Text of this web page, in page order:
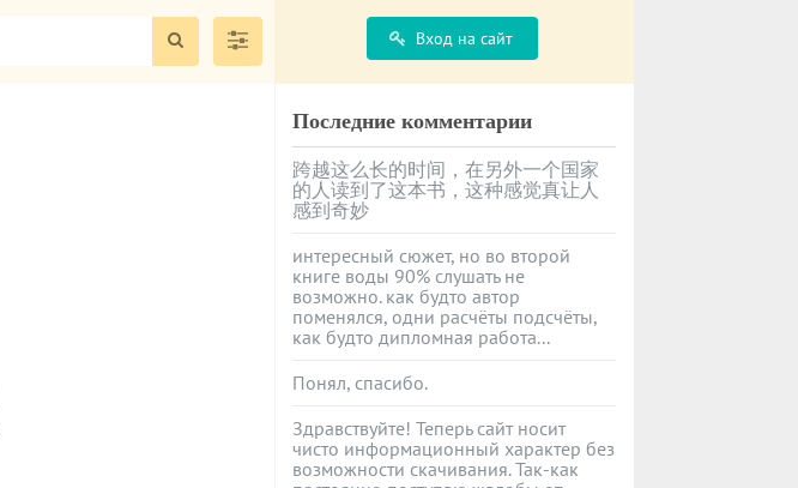
Вход на сайт
Последние комментарии
跨越这么长的时间，在另外一个国家
的人读到了这本书，这种感觉真让人
感到奇妙
интересный сюжет, но во второй
книге воды 90% слушать не
возможно. как будто автор
поменялся, одни расчёты подсчёты,
как будто дипломная работа...
Понял, спасибо.
Здравствуйте! Теперь сайт носит
чисто информационный характер без
возможности скачивания. Так-как